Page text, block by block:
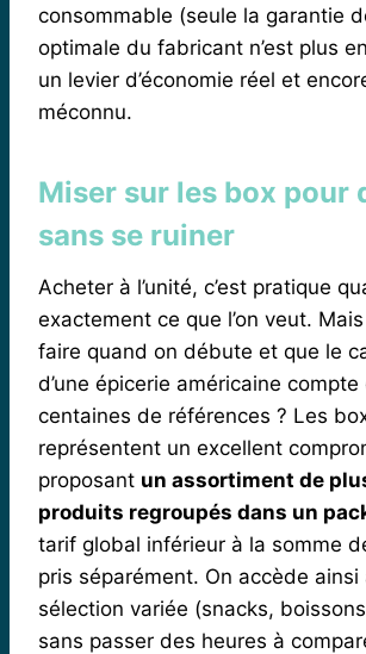
consommable (seule la garantie
optimale du fabricant n’est plus
un levier d’économie réel et
méconnu.
Miser sur les box pour
sans se ruiner
Acheter à l’unité, c’est pratique
exactement ce que l’on veut.
faire quand on débute et que le
d’une épicerie américaine compte
centaines de références ? Les
représentent un excellent
proposant un assortiment de
produits regroupés dans un
tarif global inférieur à la somme
pris séparément. On accède ainsi
sélection variée (snacks,
sans passer des heures à